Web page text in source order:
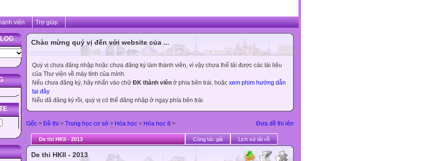
viên Trợ giúp
Chào mừng quý vị đến với website của ...
Quý vị chưa đăng nhập hoặc chưa đăng ký làm thành viên, vì vậy chưa thể tải được các tài liệu
của Thư viện về máy tính của mình.
Nếu chưa đăng ký, hãy nhấn vào chữ ĐK thành viên ở phía bên trái, hoặc xem phim hướng dẫn
tại đây
Nếu đã đăng ký rồi, quý vị có thể đăng nhập ở ngay phía bên trái.
Đưa đề thi lên
Gốc > Đề thi > Trung học cơ sở > Hóa học > Hóa học 8 >
De thi HKII - 2013 Cùng tác giả Lịch sử tải về
De thi HKII - 2013